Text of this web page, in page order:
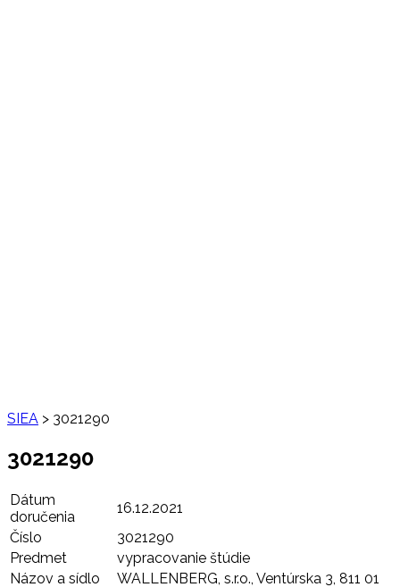
SIEA > 3021290
3021290
Dátum
doručenia
16.12.2021
Číslo
3021290
Predmet
vypracovanie štúdie
Názov a sídlo
WALLENBERG, s.r.o., Ventúrska 3, 811 01